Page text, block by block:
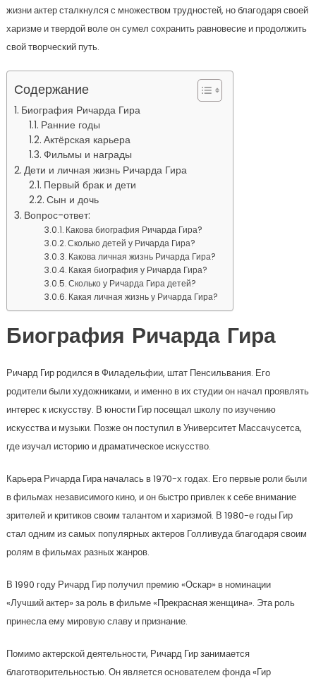
жизни актер сталкнулся с множеством трудностей, но благодаря своей
харизме и твердой воле он сумел сохранить равновесие и продолжить
свой творческий путь.
Содержание
Биография Ричарда Гира
Ранние годы
Актёрская карьера
Фильмы и награды
Дети и личная жизнь Ричарда Гира
Первый брак и дети
Сын и дочь
Вопрос-ответ:
Какова биография Ричарда Гира?
Сколько детей у Ричарда Гира?
Какова личная жизнь Ричарда Гира?
Какая биография у Ричарда Гира?
Сколько у Ричарда Гира детей?
Какая личная жизнь у Ричарда Гира?
Биография Ричарда Гира
Ричард Гир родился в Филадельфии, штат Пенсильвания. Его
родители были художниками, и именно в их студии он начал проявлять
интерес к искусству. В юности Гир посещал школу по изучению
искусства и музыки. Позже он поступил в Университет Массачусетса,
где изучал историю и драматическое искусство.
Карьера Ричарда Гира началась в 1970-х годах. Его первые роли были
в фильмах независимого кино, и он быстро привлек к себе внимание
зрителей и критиков своим талантом и харизмой. В 1980-е годы Гир
стал одним из самых популярных актеров Голливуда благодаря своим
ролям в фильмах разных жанров.
В 1990 году Ричард Гир получил премию «Оскар» в номинации
«Лучший актер» за роль в фильме «Прекрасная женщина». Эта роль
принесла ему мировую славу и признание.
Помимо актерской деятельности, Ричард Гир занимается
благотворительностью. Он является основателем фонда «Гир